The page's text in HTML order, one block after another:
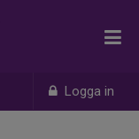
Logga in